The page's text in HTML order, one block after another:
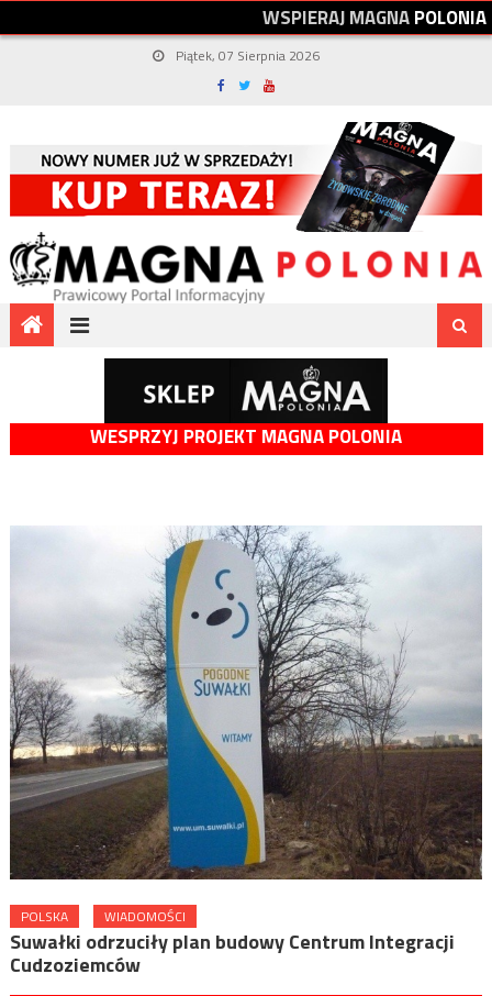
WSPIERAJMAGNAPOLONIA
Piątek, 07 Sierpnia 2026
WESPRZYJ PROJEKT MAGNA POLONIA
POLSKA WIADOMOŚCI
Suwałki odrzuciły plan budowy Centrum Integracji
Cudzoziemców